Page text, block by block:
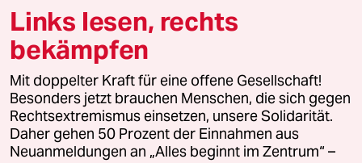
© 2026 taz Verlags und Vertriebs GmbH
Alle Rechte vorbehalten. Bei rechtlichen Fragen oder für Genehmigungen
wenden Sie sich bitte an
lizenzen@taz.de
Feedback Redaktionsstatut Kommune-Richtlinien
Links lesen, rechts
bekämpfen
Mit doppelter Kraft für eine offene Gesellschaft!
Besonders jetzt brauchen Menschen, die sich gegen
Rechtsextremismus einsetzen, unsere Solidarität.
Daher gehen 50 Prozent der Einnahmen aus
Neuanmeldungen an „Alles beginnt im Zentrum“ –